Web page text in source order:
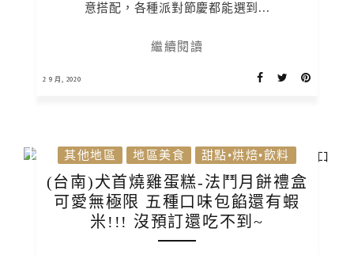
意搭配，各種派對節慶都能選到...
繼續閱讀
2 9 月, 2020
其他地區 地區美食 甜點•烘焙•飲料
(台南)犬首燒雞蛋糕-法鬥月餅禮盒
可愛無極限 五種口味包餡還有蝦
米!!! 沒預訂還吃不到~